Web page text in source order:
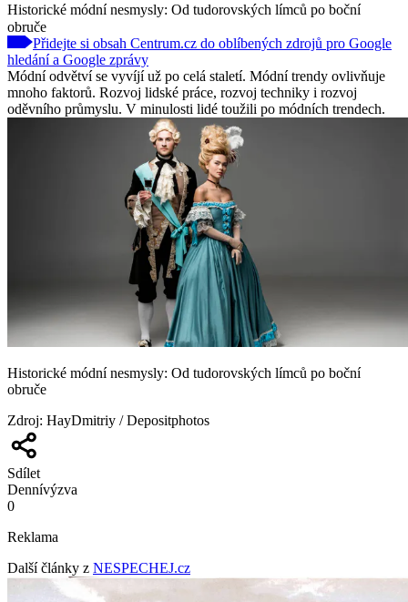
Historické módní nesmysly: Od tudorovských límců po boční
obruče
Přidejte si obsah Centrum.cz do oblíbených zdrojů pro Google
hledání a Google zprávy
Módní odvětví se vyvíjí už po celá staletí. Módní trendy ovlivňuje
mnoho faktorů. Rozvoj lidské práce, rozvoj techniky i rozvoj
oděvního průmyslu. V minulosti lidé toužili po módních trendech.
Historické módní nesmysly: Od tudorovských límců po boční
obruče
Zdroj: HayDmitriy / Depositphotos
Sdílet
Dennívýzva
0
Reklama
Další články z NESPECHEJ.cz